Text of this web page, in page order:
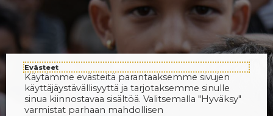
Evästeet
Käytämme evästeitä parantaaksemme sivujen
käyttäjäystävällisyyttä ja tarjotaksemme sinulle
sinua kiinnostavaa sisältöä. Valitsemalla "Hyväksy"
varmistat parhaan mahdollisen